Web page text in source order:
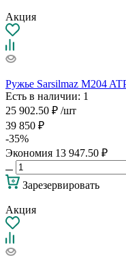
Акция
Ружье Sarsilmaz M204
Есть в наличии: 1
25 902.50 ₽ /шт
39 850 ₽
-35%
Экономия 13 947.50 ₽
Зарезервировать
Акция